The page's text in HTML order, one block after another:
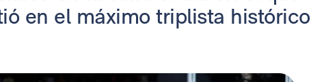
en el máximo triplista histórico